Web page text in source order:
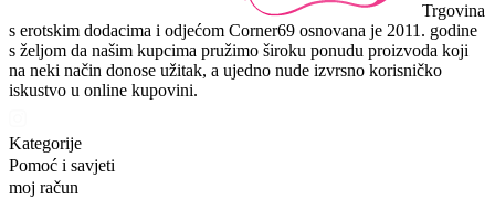
Trgovina
s erotskim dodacima i odjećom Corner69 osnovana je 2011. godine
s željom da našim kupcima pružimo široku ponudu proizvoda koji
na neki način donose užitak, a ujedno nude izvrsno korisničko
iskustvo u online kupovini.
Kategorije
Pomoć i savjeti
moj račun